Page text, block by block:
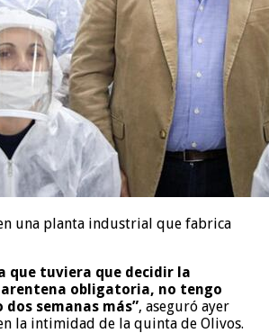
una planta industrial que fabrica
que tuviera que decidir la
obligatoria, no tengo
semanas más”, aseguró ayer
la intimidad de la quinta de Olivos.